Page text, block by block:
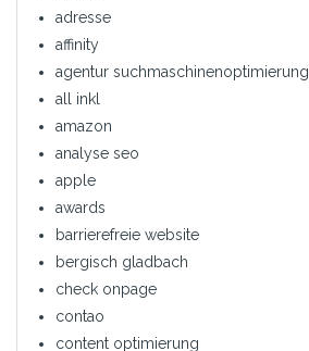
adresse
affinity
agentur suchmaschinenoptimierung
all inkl
amazon
analyse seo
apple
awards
barrierefreie website
bergisch gladbach
check onpage
contao
content optimierung